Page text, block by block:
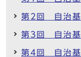
第2回 自治基
第3回 自治基
第4回 自治基